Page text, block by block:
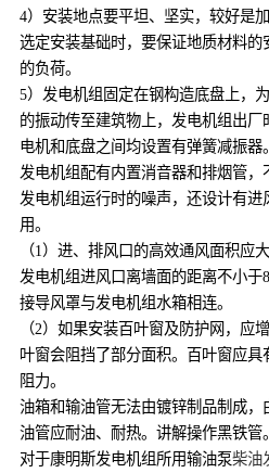
4）安装地点要平坦、坚实，较好是
选定安装基础时，要保证地质材料
的负荷。
5）发电机组固定在钢构造底盘上，
的振动传至建筑物上，发电机组出
电机和底盘之间均设置有弹簧减振器。
发电机组配有内置消音器和排烟管
发电机组运行时的噪声，还设计有
用。
（1）进、排风口的高效通风面积应
发电机组进风口离墙面的距离不小于
接导风罩与发电机组水箱相连。
（2）如果安装百叶窗及防护网，应
叶窗会阻挡了部分面积。百叶窗应
阻力。
油箱和输油管无法由镀锌制品制成，
油管应耐油、耐热。讲解操作黑铁管。
对于康明斯发电机组所用输油泵柴油